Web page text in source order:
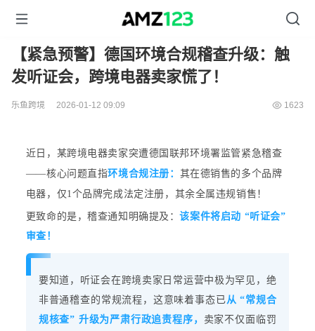
【紧急预警】德国环境合规稽查升级：触
发听证会，跨境电器卖家慌了！
乐鱼跨境 2026-01-12 09:09 1623
近日，某跨境电器卖家突遭德国联邦环境署监管紧急稽查
——核心问题直指环境合规注册： 其在德销售的多个品牌
电器，仅1个品牌完成法定注册，其余全属违规销售！
更致命的是，稽查通知明确提及：该案件将启动 “听证会”
审查！
要知道，听证会在跨境卖家日常运营中极为罕见，绝
非普通稽查的常规流程， 这意味着事态已从 “常规合
规核查” 升级为严肃行政追责程序， 卖家不仅面临罚